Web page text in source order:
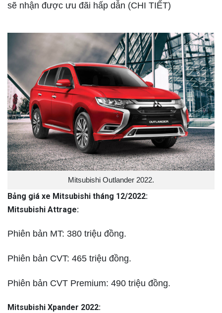
sẽ nhận được ưu đãi hấp dẫn (CHI TIẾT)
Mitsubishi Outlander 2022.
Bảng giá xe Mitsubishi tháng 12/2022:
Mitsubishi Attrage:
Phiên bản MT: 380 triệu đồng.
Phiên bản CVT: 465 triệu đồng.
Phiên bản CVT Premium: 490 triệu đồng.
Mitsubishi Xpander 2022: